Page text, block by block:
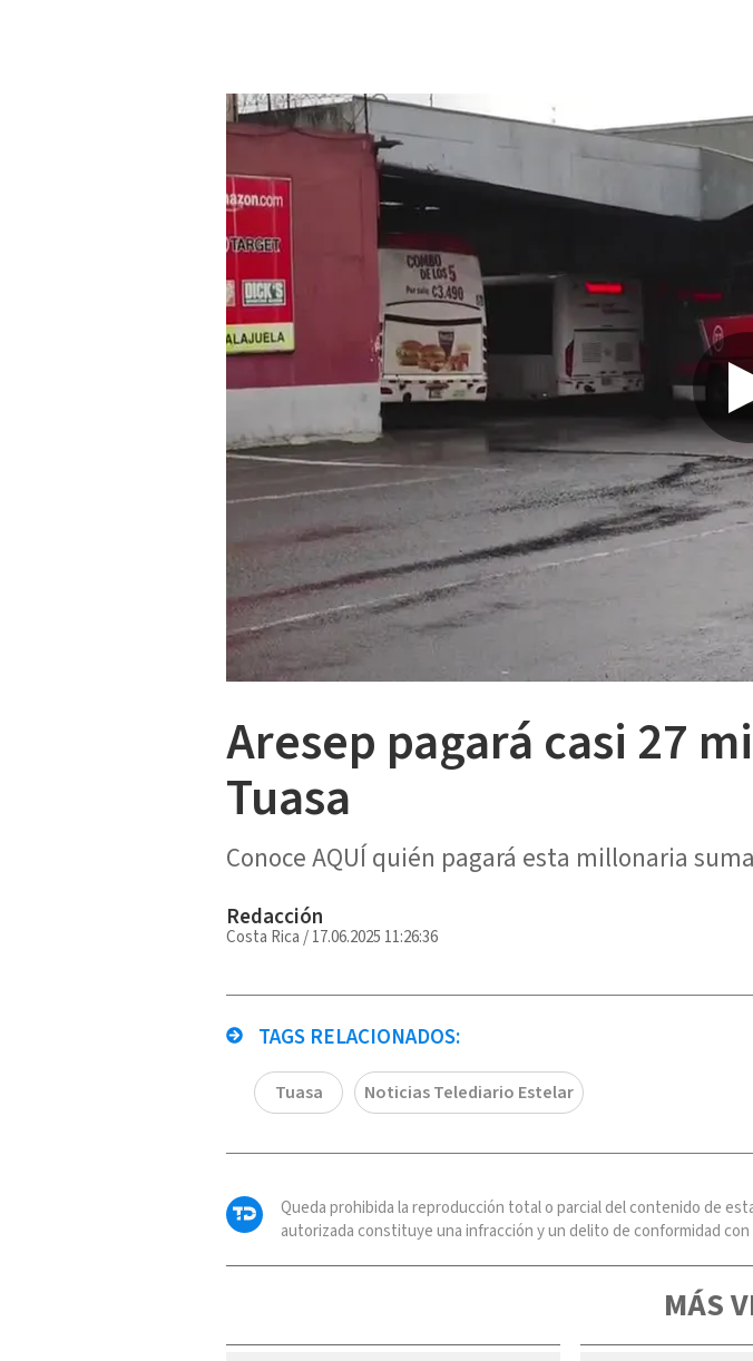
Aresep pagará casi 27
Tuasa
Conoce AQUÍ quién pagará esta millonaria
Redacción
Costa Rica /17.06.2025 11:26:36
TAGS RELACIONADOS:
Tuasa Noticias Telediario Estelar
Queda prohibida la reproducción total o parcial del contenido de
autorizada constituye una infracción y un delito de conformidad con
MÁS